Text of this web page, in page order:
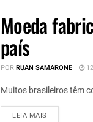
Moeda
país
PORRUAN SAMARONE
Muitos brasileiros têm
LEIA MAIS